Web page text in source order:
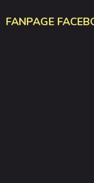
FANPAGE